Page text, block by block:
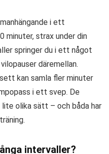
i ett
minuter, strax under din
springer du i ett något
däremellan.
kan samla fler minuter
i ett svep. De
olika sätt – och båda har
intervaller?